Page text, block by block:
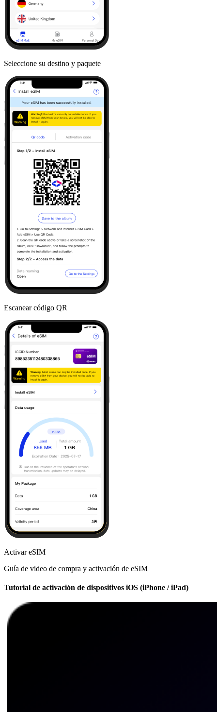
Seleccione su destino y paquete
Escanear código QR
Activar eSIM
Guía de video de compra y activación de eSIM
Tutorial de activación de dispositivos iOS (iPhone / iPad)